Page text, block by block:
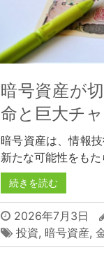
暗号資産が
命と巨大チ
暗号資産は、情報
新たな可能性をもた
続きを読む
2026年7月3日
投資, 暗号資産,